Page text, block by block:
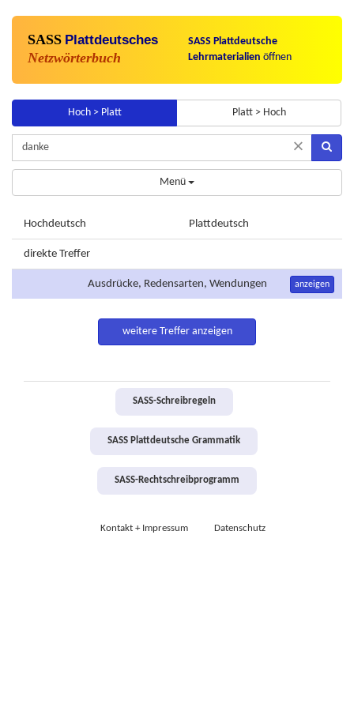
SASS Plattdeutsches
Netzwörterbuch
SASS Plattdeutsche
Lehrmaterialien öffnen
Hoch > Platt Platt > Hoch
×
Menü
Hochdeutsch Plattdeutsch
direkte Treffer
Ausdrücke, Redensarten, Wendungen anzeigen
weitere Treffer anzeigen
SASS-Schreibregeln
SASS Plattdeutsche Grammatik
SASS-Rechtschreibprogramm
Kontakt + Impressum Datenschutz